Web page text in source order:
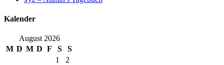
Kalender
August 2026
M D M D F S
S
1
2